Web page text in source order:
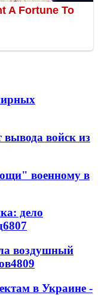
вывода войск из
военному в
дело
6807
воздушный
4809
в Украине -